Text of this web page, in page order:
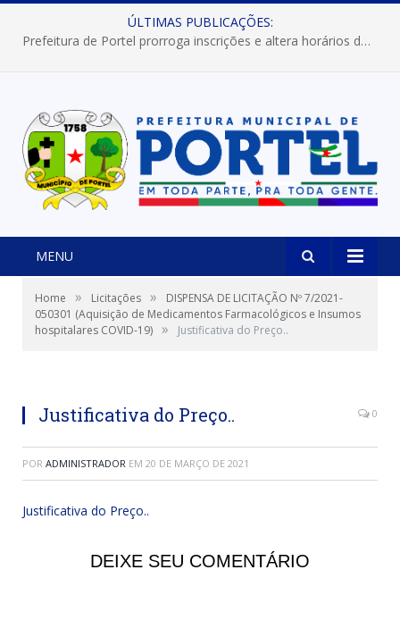
ÚLTIMAS PUBLICAÇÕES:
Prefeitura de Portel prorroga inscrições e altera horários dos concursos “Musa” e “Miss Mix Verão 2026”
MENU
Home » Licitações »
DISPENSA DE LICITAÇÃO Nº 7/2021-
050301 (Aquisição de Medicamentos Farmacológicos e Insumos
hospitalares COVID-19) » Justificativa do Preço..
Justificativa do Preço.. 0
POR ADMINISTRADOR EM 20 DE MARÇO DE 2021
Justificativa do Preço..
DEIXE SEU COMENTÁRIO